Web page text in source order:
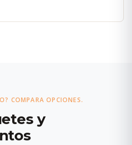
COMPARA OPCIONES.
y